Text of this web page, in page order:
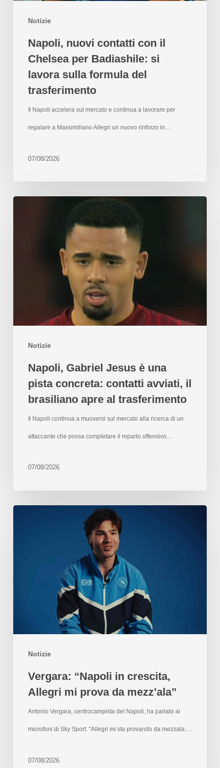
Notizie
Napoli, nuovi contatti con il
Chelsea per Badiashile: si
lavora sulla formula del
trasferimento
Il Napoli accelera sul mercato e continua a lavorare per
regalare a Massimiliano Allegri un nuovo rinforzo in…
07/08/2026
Notizie
Napoli, Gabriel Jesus è una
pista concreta: contatti avviati, il
brasiliano apre al trasferimento
Il Napoli continua a muoversi sul mercato alla ricerca di un
attaccante che possa completare il reparto offensivo…
07/08/2026
Notizie
Vergara: “Napoli in crescita,
Allegri mi prova da mezz’ala”
Antonio Vergara, centrocampista del Napoli, ha parlato ai
microfoni di Sky Sport. "Allegri mi sta provando da mezzala.…
07/08/2026